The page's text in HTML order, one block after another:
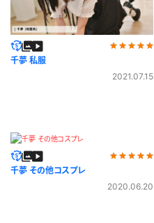
千夢 私服
2021.07.15
千夢 その他コスプレ
2020.06.20